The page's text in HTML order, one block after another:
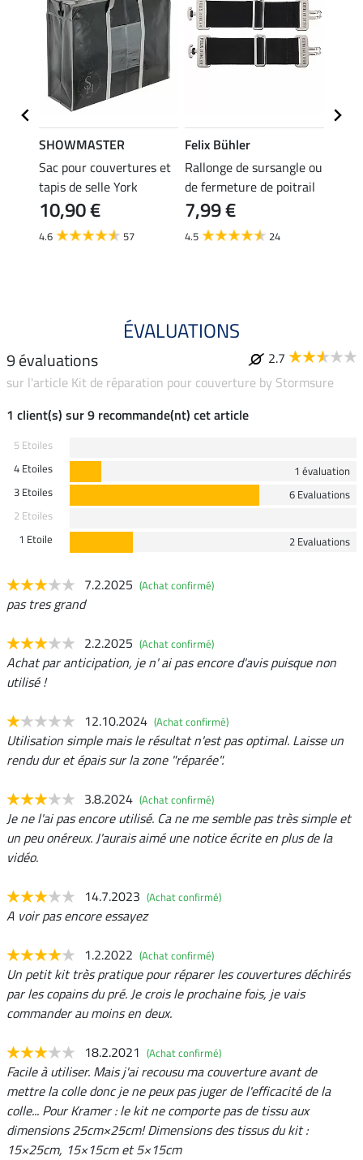
SHOWMASTER
Sac pour couvertures et
tapis de selle York
10,90 €
4.6 57
Felix Bühler
Rallonge de sursangle ou
de fermeture de poitrail
7,99 €
4.5 24
ÉVALUATIONS
9 évaluations
2.7
sur l'article Kit de réparation pour couverture by Stormsure
1 client(s) sur 9 recommande(nt) cet article
5 Etoiles
4 Etoiles
1 évaluation
3 Etoiles
6 Evaluations
2 Etoiles
1 Etoile
2 Evaluations
7.2.2025 (Achat confirmé)
pas tres grand
2.2.2025 (Achat confirmé)
Achat par anticipation, je n' ai pas encore d'avis puisque non
utilisé !
12.10.2024 (Achat confirmé)
Utilisation simple mais le résultat n'est pas optimal. Laisse un
rendu dur et épais sur la zone "réparée".
3.8.2024 (Achat confirmé)
Je ne l'ai pas encore utilisé. Ca ne me semble pas très simple et
un peu onéreux. J'aurais aimé une notice écrite en plus de la
vidéo.
14.7.2023 (Achat confirmé)
A voir pas encore essayez
1.2.2022 (Achat confirmé)
Un petit kit très pratique pour réparer les couvertures déchirés
par les copains du pré. Je crois le prochaine fois, je vais
commander au moins en deux.
18.2.2021 (Achat confirmé)
Facile à utiliser. Mais j'ai recousu ma couverture avant de
mettre la colle donc je ne peux pas juger de l'efficacité de la
colle... Pour Kramer : le kit ne comporte pas de tissu aux
dimensions 25cm×25cm! Dimensions des tissus du kit :
15×25cm, 15×15cm et 5×15cm